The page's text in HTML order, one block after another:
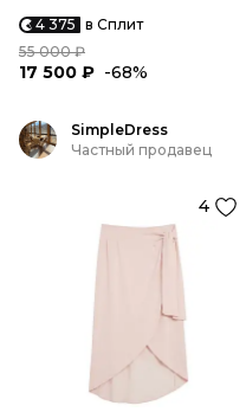
4 375 в Сплит
55 000 ₽
17 500 ₽ -68%
SimpleDress
Частный продавец
4